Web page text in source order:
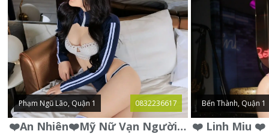
Phạm Ngũ Lão, Quận 1 0832236617
❤️An Nhiên❤️Mỹ Nữ Vạn Người Mê,Da Trắng, Mặt Xynh, Đẹp Từng
Bến Thành, Quận 1